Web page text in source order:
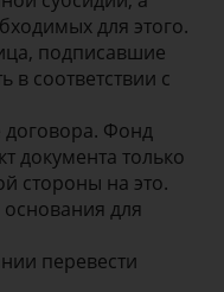
для этого.
подписавшие
в соответствии с
Фонд
документа только
стороны на это.
для
перевести